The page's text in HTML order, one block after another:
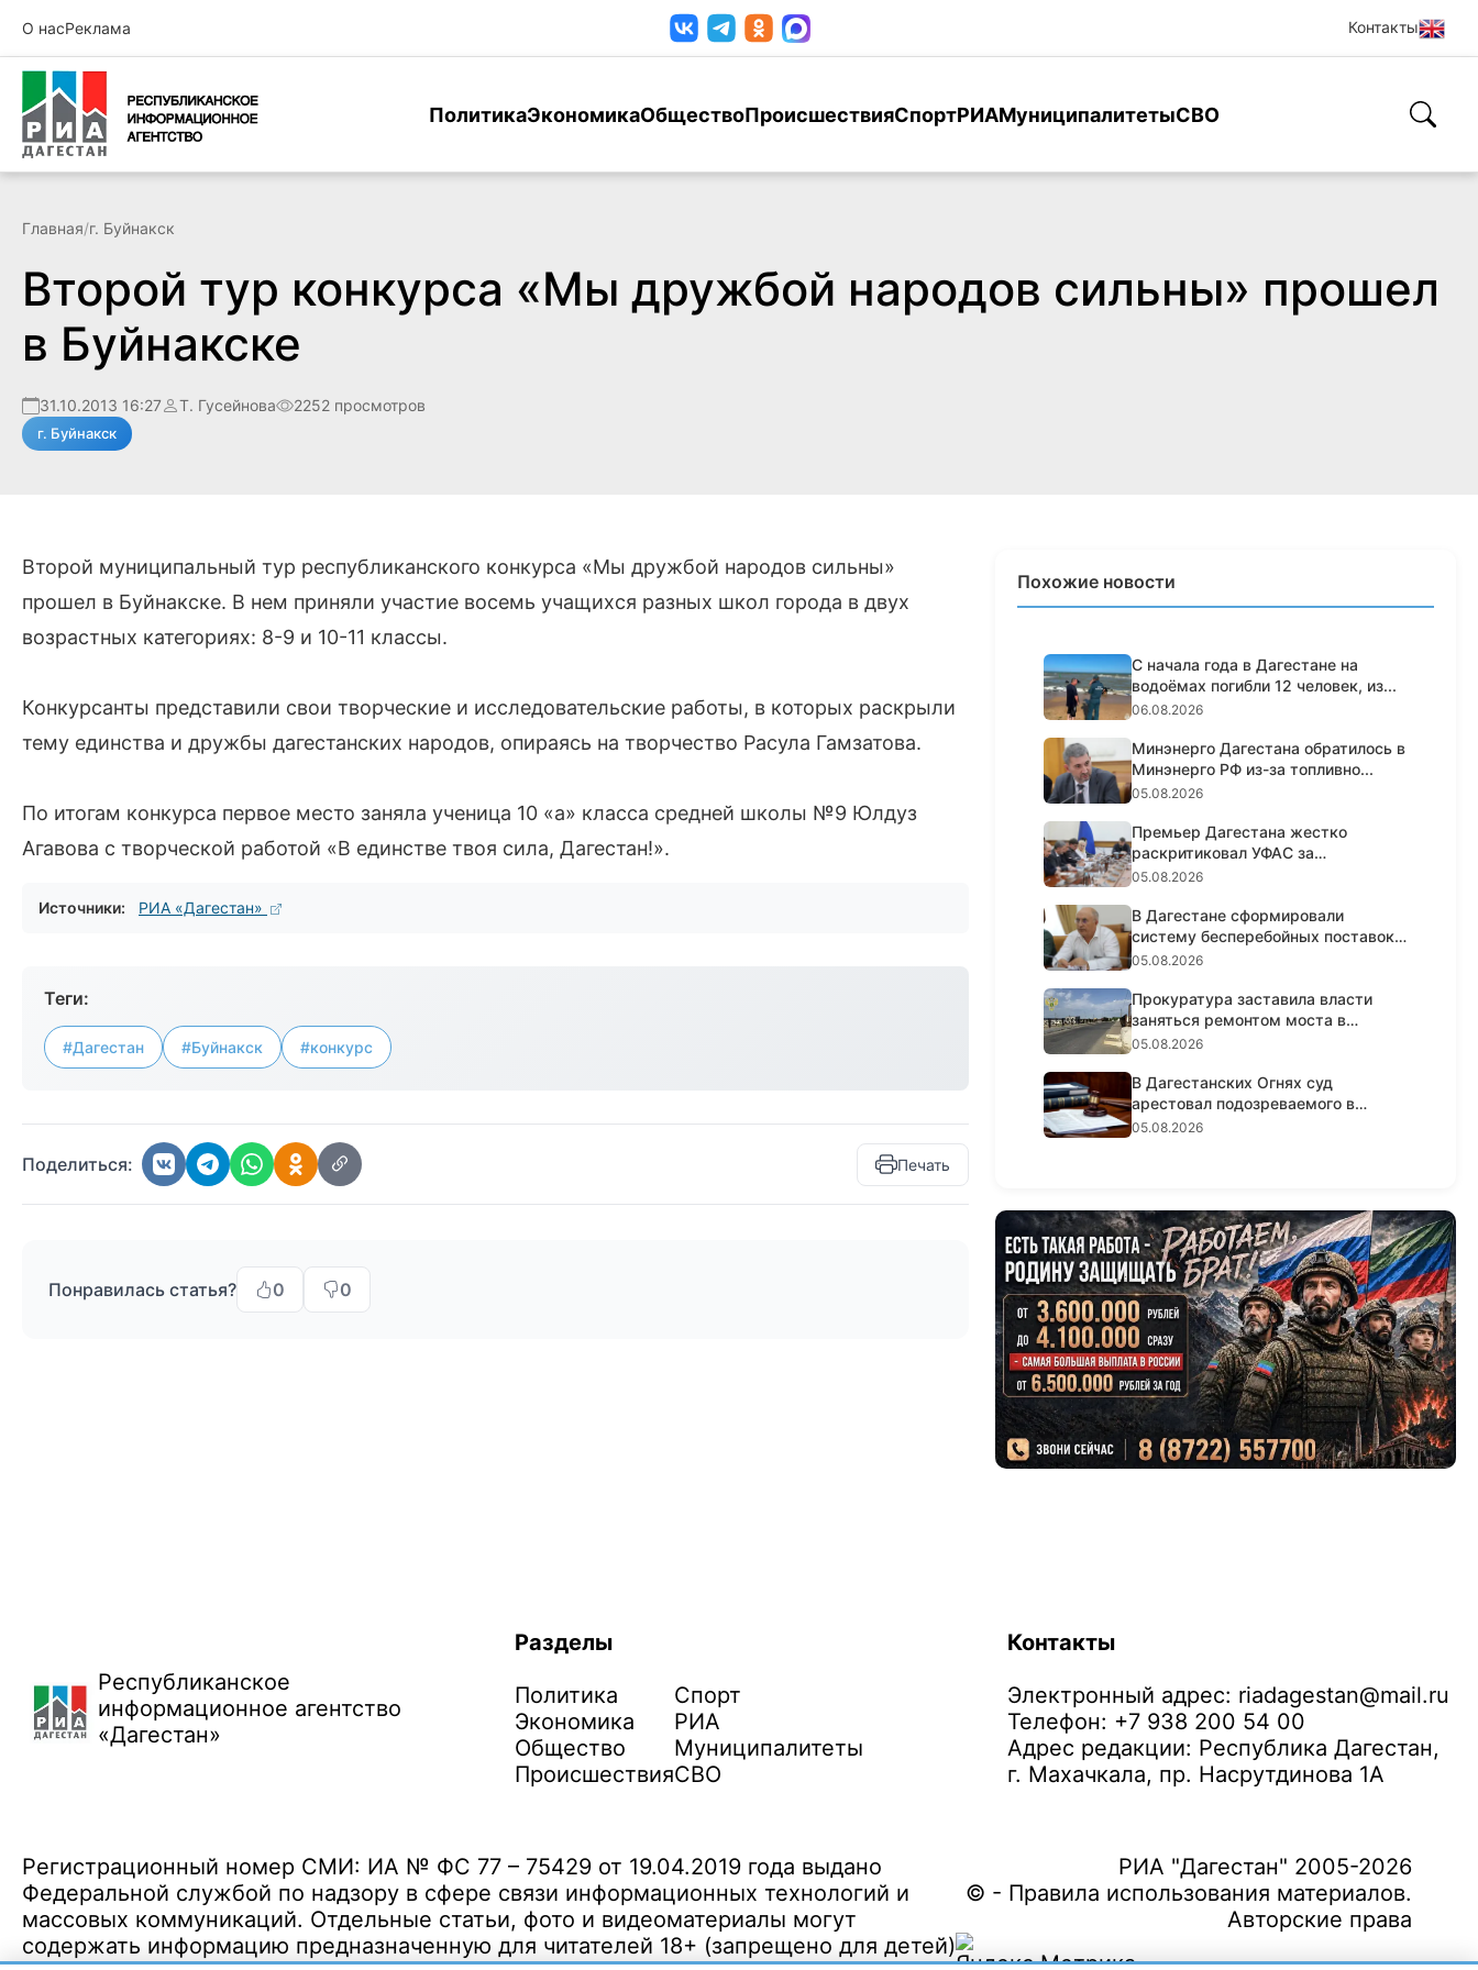
О насРеклама Контакты
ПолитикаЭкономикаОбществоПроисшествияСпортРИАМуниципалитетыСВО
Главная/г. Буйнакск
Второй тур конкурса «Мы дружбой народов сильны» прошел
в Буйнакске
31.10.2013 16:27 Т. Гусейнова 2252 просмотров
г. Буйнакск
Второй муниципальный тур республиканского конкурса «Мы дружбой народов сильны»
прошел в Буйнакске. В нем приняли участие восемь учащихся разных школ города в двух
возрастных категориях: 8-9 и 10-11 классы.
Конкурсанты представили свои творческие и исследовательские работы, в которых раскрыли
тему единства и дружбы дагестанских народов, опираясь на творчество Расула Гамзатова.
По итогам конкурса первое место заняла ученица 10 «а» класса средней школы №9 Юлдуз
Агавова с творческой работой «В единстве твоя сила, Дагестан!».
Источники: РИА «Дагестан»
Теги:
#Дагестан #Буйнакск #конкурс
Поделиться: Печать
Понравилась статья? 0 0
Похожие новости
С начала года в Дагестане на
водоёмах погибли 12 человек, из...
06.08.2026
Минэнерго Дагестана обратилось в
Минэнерго РФ из-за топливно...
05.08.2026
Премьер Дагестана жестко
раскритиковал УФАС за
пассивность н...
05.08.2026
В Дагестане сформировали
систему бесперебойных поставок
топл...
05.08.2026
Прокуратура заставила власти
заняться ремонтом моста в
Кизил...
05.08.2026
В Дагестанских Огнях суд
арестовал подозреваемого в
крупном...
05.08.2026
Республиканское
информационное агентство
«Дагестан»
Разделы
Политика
Экономика
Общество
Происшествия
Спорт
РИА
Муниципалитеты
СВО
Контакты
Электронный адрес: riadagestan@mail.ru
Телефон: +7 938 200 54 00
Адрес редакции: Республика Дагестан,
г. Махачкала, пр. Насрутдинова 1А
Регистрационный номер СМИ: ИА № ФС 77 – 75429 от 19.04.2019 года выдано
Федеральной службой по надзору в сфере связи информационных технологий и
массовых коммуникаций. Отдельные статьи, фото и видеоматериалы могут
содержать информацию предназначенную для читателей 18+ (запрещено для детей)
РИА "Дагестан" 2005-2026
© - Правила использования материалов.
Авторские права